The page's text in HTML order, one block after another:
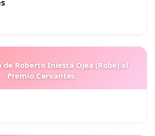
Roberto Iniesta Ojea (Robe) al
Premio Cervantes